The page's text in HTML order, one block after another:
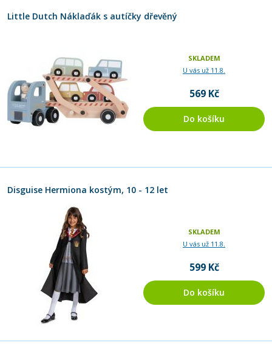
Little Dutch Náklaďák s autíčky dřevěný
SKLADEM
U vás už 11.8.
569 Kč
Do košíku
Disguise Hermiona kostým, 10 - 12 let
SKLADEM
U vás už 11.8.
599 Kč
Do košíku